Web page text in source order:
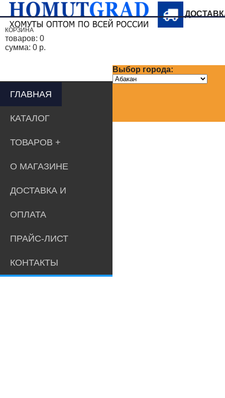
Выбор города:
КОРЗИНА
товаров: 0
сумма: 0 р.
ГЛАВНАЯ
КАТАЛОГ
ТОВАРОВ
О МАГАЗИНЕ
ДОСТАВКА И
ОПЛАТА
ПРАЙС-ЛИСТ
КОНТАКТЫ